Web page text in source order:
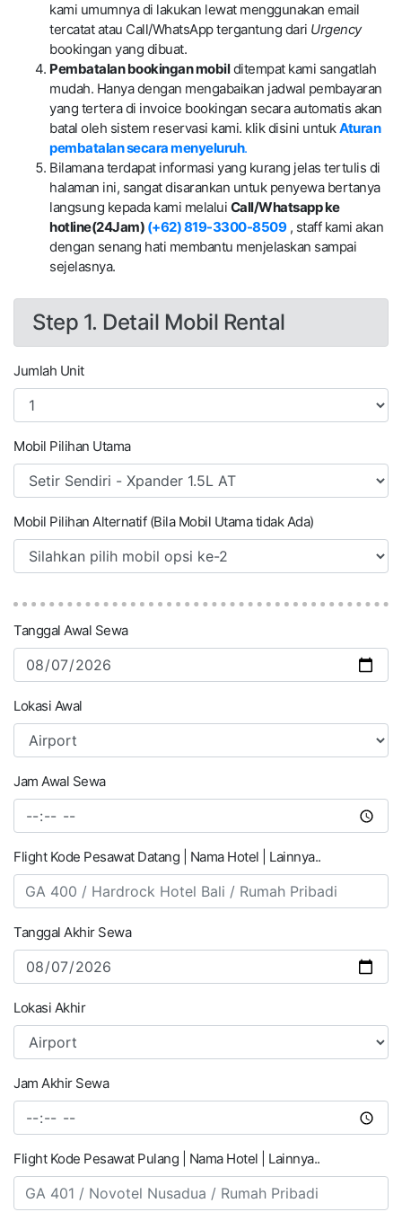
kami umumnya di lakukan lewat menggunakan email
tercatat atau Call/WhatsApp tergantung dari Urgency
bookingan yang dibuat.
Pembatalan bookingan mobilditempat kami sangatlah
mudah. Hanya dengan mengabaikan jadwal pembayaran
yang tertera di invoice bookingan secara automatis akan
batal oleh sistem reservasi kami. klik disini untukAturan
pembatalan secara menyeluruh.
Bilamana terdapat informasi yang kurang jelas tertulis di
halaman ini, sangat disarankan untuk penyewa bertanya
langsung kepada kami melalui Call/Whatsapp ke
hotline(24Jam) (+62) 819-3300-8509, staff kami akan
dengan senang hati membantu menjelaskan sampai
sejelasnya.
Step 1. Detail Mobil Rental
Jumlah Unit
Mobil Pilihan Utama
Mobil Pilihan Alternatif (Bila Mobil Utama tidak Ada)
Tanggal Awal Sewa
Lokasi Awal
Jam Awal Sewa
Flight Kode Pesawat Datang | Nama Hotel | Lainnya..
Tanggal Akhir Sewa
Lokasi Akhir
Jam Akhir Sewa
Flight Kode Pesawat Pulang | Nama Hotel | Lainnya..